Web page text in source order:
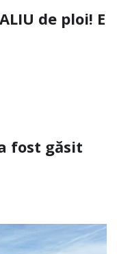
de ploi! E
fost găsit